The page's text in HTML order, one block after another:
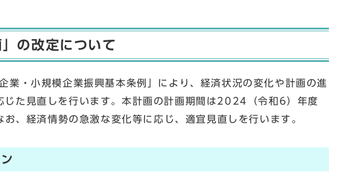
の改定について
・小規模企業振興基本条例」により、経済状況の変化や計画の進
じた見直しを行います。本計画の計画期間は2024（令和6）年度
経済情勢の急激な変化等に応じ、適宜見直しを行います。